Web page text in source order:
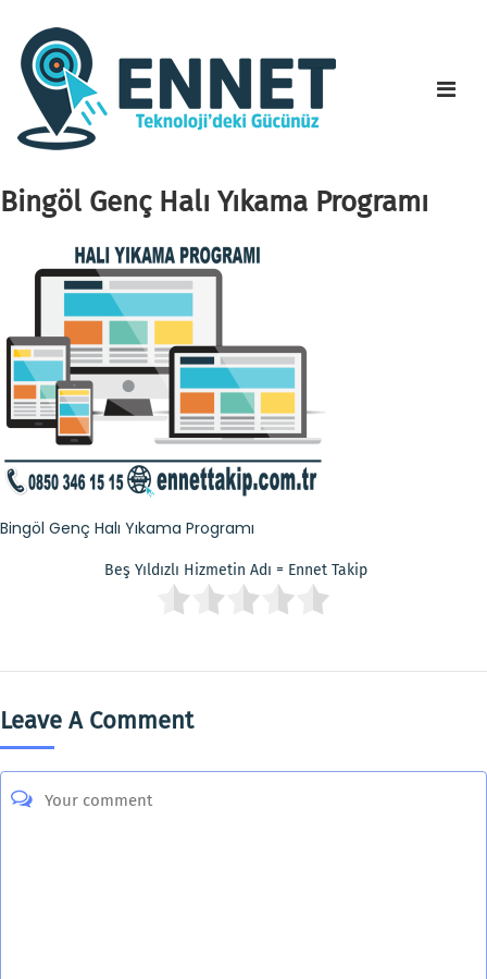
Bingöl Genç Halı Yıkama Programı
Bingöl Genç Halı Yıkama Programı
Beş Yıldızlı Hizmetin Adı = Ennet Takip
Leave A Comment